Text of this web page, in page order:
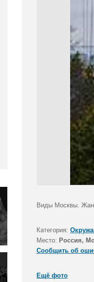
Виды Москвы.
Категория:
Место: Россия,
Сообщить об
Ещё фото